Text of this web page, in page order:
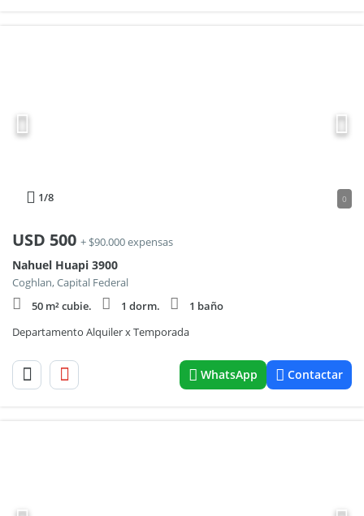
1/8 0
USD 500 + $90.000 expensas
Nahuel Huapi 3900
Coghlan, Capital Federal
50 m² cubie.
1 dorm.
1 baño
Departamento Alquiler x Temporada
WhatsApp Contactar